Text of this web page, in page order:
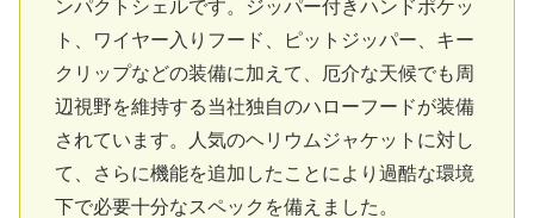
ンパクトシェルです。ジッパー付きハンドポケッ
ト、ワイヤー入りフード、ピットジッパー、キー
クリップなどの装備に加えて、厄介な天候でも周
辺視野を維持する当社独自のハローフードが装備
されています。人気のヘリウムジャケットに対し
て、さらに機能を追加したことにより過酷な環境
下で必要十分なスペックを備えました。